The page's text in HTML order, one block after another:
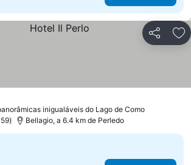
Partilhar
inigualáveis do Lago de Como
Bellagio, a 6.4 km de Perledo